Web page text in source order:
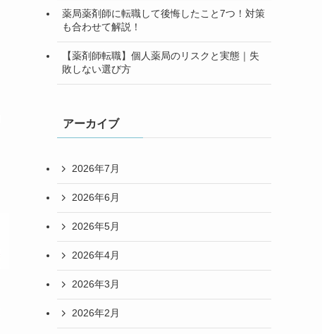
薬局薬剤師に転職して後悔したこと7つ！対策
も合わせて解説！
【薬剤師転職】個人薬局のリスクと実態｜失
敗しない選び方
アーカイブ
2026年7月
2026年6月
2026年5月
2026年4月
2026年3月
2026年2月